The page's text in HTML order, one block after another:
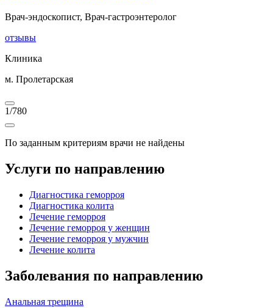
Врач-эндоскопист, Врач-гастроэнтеролог
отзывы
Клиника
м. Пролетарская
1/780
По заданным критериям врачи не найдены
Услуги по направлению
Диагностика геморроя
Диагностика колита
Лечение геморроя
Лечение геморроя у женщин
Лечение геморроя у мужчин
Лечение колита
Заболевания по направлению
Анальная трещина